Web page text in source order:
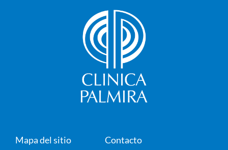
Mapa del sitio Contacto